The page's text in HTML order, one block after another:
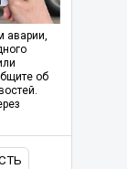
аварии,
об